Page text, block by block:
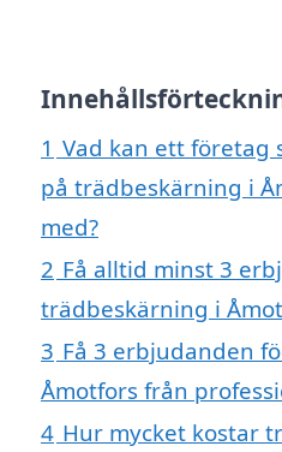
1 Vad kan ett företag
på trädbeskärning i
med?
2 Få alltid minst 3
trädbeskärning i
3 Få 3 erbjudanden
Åmotfors från
4 Hur mycket kostar